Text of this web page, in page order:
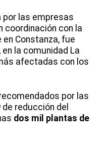
por las empresas
coordinación con la
Constanza, fue
la comunidad La
afectadas con los
por las
reducción del
dos mil plantas de